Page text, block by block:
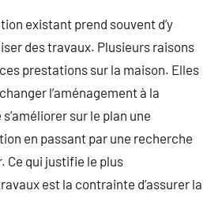
existant prend souvent d’y
des travaux. Plusieurs raisons
prestations sur la maison. Elles
l’aménagement à la
sur le plan une
en passant par une recherche
Ce qui justifie le plus
est la contrainte d’assurer la